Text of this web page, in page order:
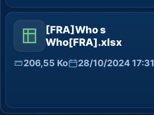
[FRA]Who s
Who[FRA].xlsx
206,55 Ko 28/10/2024 17:31